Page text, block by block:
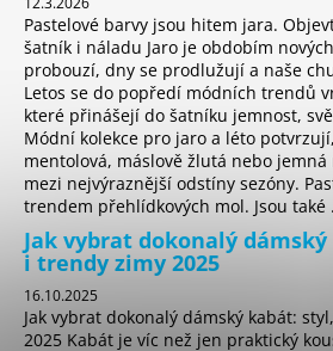
Pastelové barvy jsou hitem jara.
šatník i náladu Jaro je obdobím
probouzí, dny se prodlužují a naše
Letos se do popředí módních trendů
které přinášejí do šatníku jemnost,
Módní kolekce pro jaro a léto
mentolová, máslově žlutá nebo
mezi nejvýraznější odstíny sezóny.
trendem přehlídkových mol. Jsou také
Jak vybrat dokonalý
i trendy zimy 2025
16.10.2025
Jak vybrat dokonalý dámský kabát:
2025 Kabát je víc než jen praktický